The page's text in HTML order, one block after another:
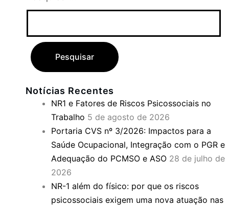
Notícias Recentes
NR1 e Fatores de Riscos Psicossociais no
Trabalho 5 de agosto de 2026
Portaria CVS nº 3/2026: Impactos para a
Saúde Ocupacional, Integração com o PGR e
Adequação do PCMSO e ASO 28 de julho de
2026
NR-1 além do físico: por que os riscos
psicossociais exigem uma nova atuação nas